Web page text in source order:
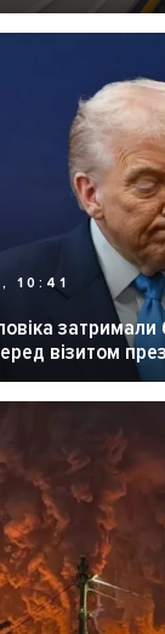
10:41
затримали
візитом